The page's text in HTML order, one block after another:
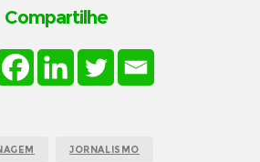
Compartilhe
JORNALISMO